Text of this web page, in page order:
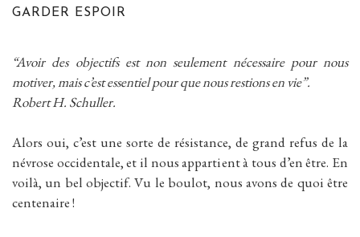
GARDER ESPOIR
“Avoir des objectifs est non seulement nécessaire pour nous
motiver, mais c’est essentiel pour que nous restions en vie”.
Robert H. Schuller.
Alors oui, c’est une sorte de résistance, de grand refus de la
névrose occidentale, et il nous appartient à tous d’en être. En
voilà, un bel objectif. Vu le boulot, nous avons de quoi être
centenaire !